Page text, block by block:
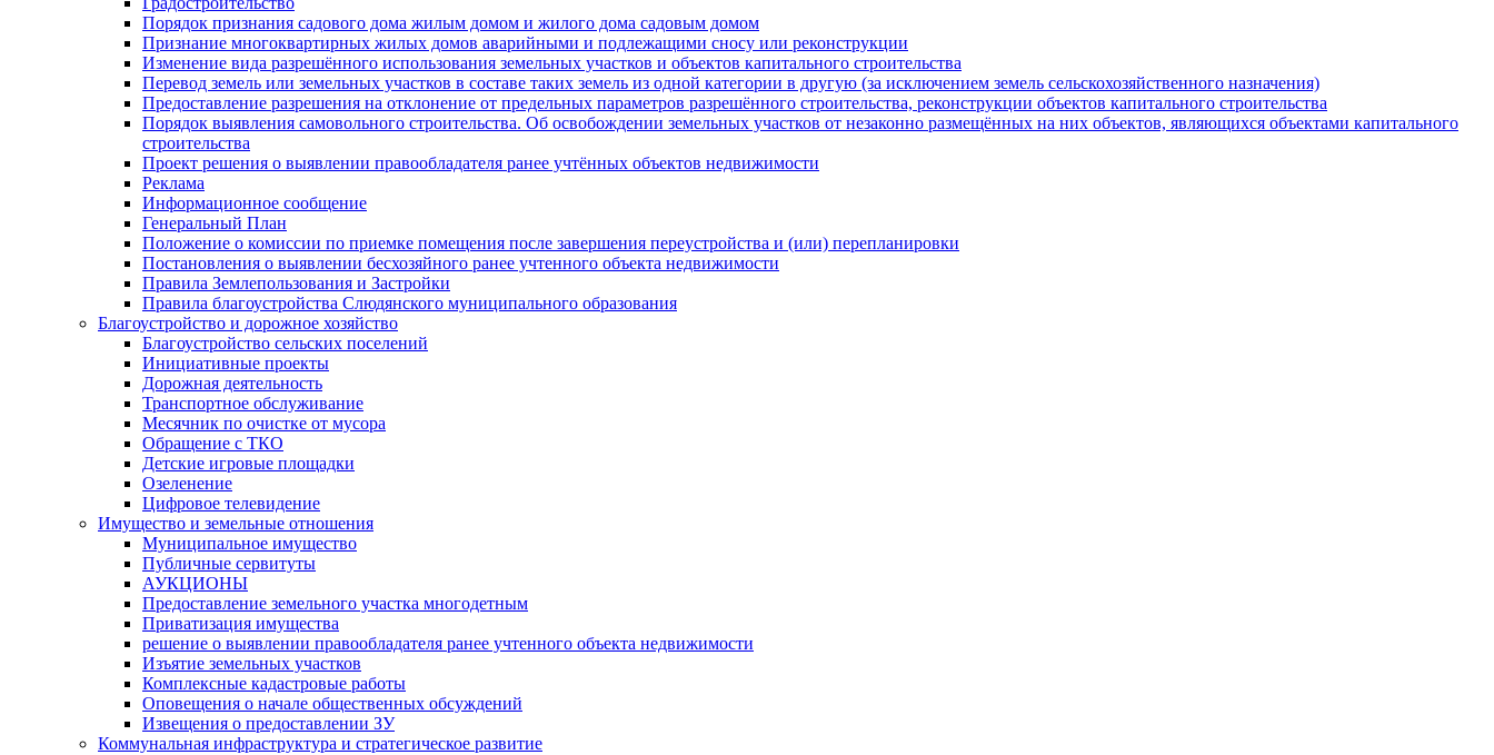
Порядок признания садового дома жилым домом и жилого дома садовым домом
Признание многоквартирных жилых домов аварийными и подлежащими сносу или реконструкции
Изменение вида разрешённого использования земельных участков и объектов капитального строительства
Перевод земель или земельных участков в составе таких земель из одной категории в другую (за исключением земель сельскохозяйственного назначения)
Предоставление разрешения на отклонение от предельных параметров разрешённого строительства, реконструкции объектов капитального строительства
Порядок выявления самовольного строительства. Об освобождении земельных участков от незаконно размещённых на них объектов, являющихся объектами капитального
строительства
Проект решения о выявлении правообладателя ранее учтённых объектов недвижимости
Реклама
Информационное сообщение
Генеральный План
Положение о комиссии по приемке помещения после завершения переустройства и (или) перепланировки
Постановления о выявлении бесхозяйного ранее учтенного объекта недвижимости
Правила Землепользования и Застройки
Правила благоустройства Слюдянского муниципального образования
Благоустройство и дорожное хозяйство
Благоустройство сельских поселений
Инициативные проекты
Дорожная деятельность
Транспортное обслуживание
Месячник по очистке от мусора
Обращение с ТКО
Детские игровые площадки
Озеленение
Цифровое телевидение
Имущество и земельные отношения
Муниципальное имущество
Публичные сервитуты
АУКЦИОНЫ
Предоставление земельного участка многодетным
Приватизация имущества
решение о выявлении правообладателя ранее учтенного объекта недвижимости
Изъятие земельных участков
Комплексные кадастровые работы
Оповещения о начале общественных обсуждений
Извещения о предоставлении ЗУ
Коммунальная инфраструктура и стратегическое развитие